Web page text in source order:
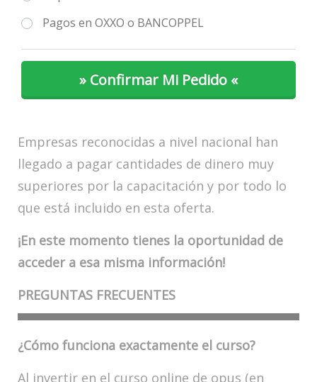
Pagos en OXXO o BANCOPPEL
» ​Confirmar Mi Pedido «
Empresas reconocidas a nivel nacional han
llegado a pagar cantidades de dinero muy
superiores por la capacitación y por todo lo
que está incluido en esta oferta.
¡En este momento tienes la oportunidad de
acceder a esa misma información!
PREGUNTAS FRECUENTES
¿Cómo funciona exactamente el curso?
Al invertir en el curso online de opus (en